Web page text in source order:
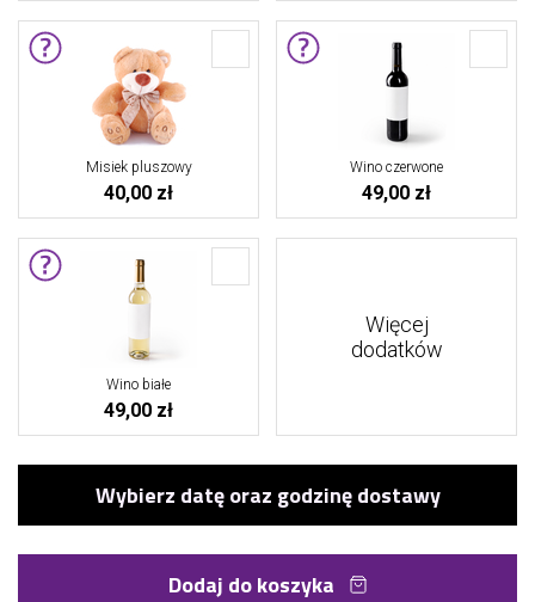
Misiek pluszowy
40,00 zł
Wino czerwone
49,00 zł
Wino białe
49,00 zł
Więcej
dodatków
Dodaj do koszyka